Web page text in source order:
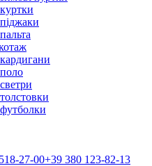
27-00+39 380 123-82-13